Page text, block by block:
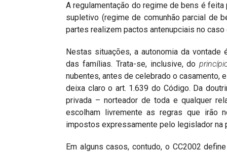
A regulamentação do regime de bens é
supletivo (regime de comunhão parcial de
partes realizem pactos antenupciais no
Nestas situações, a autonomia da
das famílias. Trata-se, inclusive, doprincí
nubentes, antes de celebrado o casamento,
deixa claro o art. 1.639 do Código. Da
privada – norteador de toda e qualquer
escolham livremente as regras que irão
impostos expressamente pelo legislador na
Em alguns casos, contudo, o CC2002